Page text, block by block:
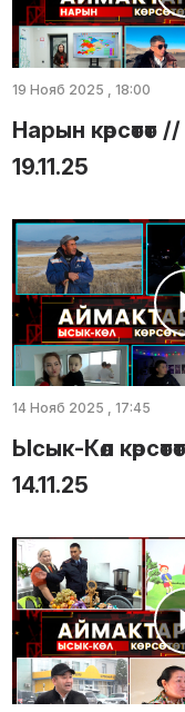
19 Нояб 2025 , 18:00
Нарын
19.11.25
14 Нояб 2025 , 17:45
Ысык-Көл
14.11.25